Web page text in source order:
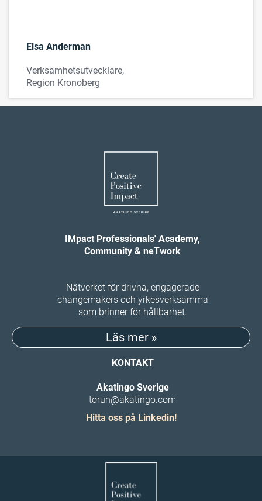
Elsa Anderman
Verksamhetsutvecklare,
Region Kronoberg
IMpact Professionals' Academy,
Community & neTwork
Nätverket för drivna, engagerade
changemakers och yrkesverksamma
som brinner för hållbarhet.
Läs mer »
KONTAKT
Akatingo Sverige
torun@akatingo.com
Hitta oss på Linkedin!